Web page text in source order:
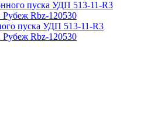
пуска УДП 513-11-R3
Rbz-120530